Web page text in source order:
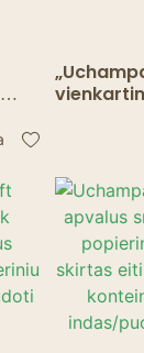
dideli
šaltam